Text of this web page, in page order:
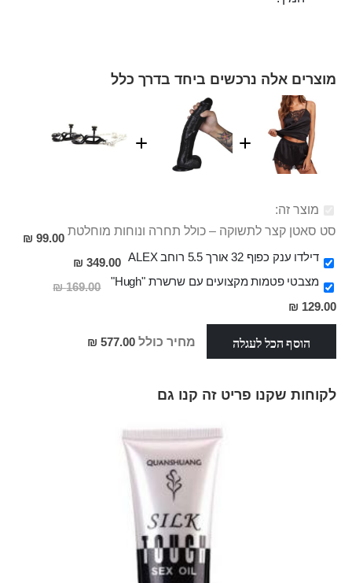
מוצרים אלה נרכשים ביחד בדרך כלל
מוצר זה:
סט סאטן קצר לתשוקה – כולל תחרה ונוחות מוחלטת
99.00 ₪
דילדו ענק כפוף 32 אורך 5.5 רוחב ALEX
349.00 ₪
מצבטי פטמות מקצועים עם שרשרת "Hugh"
169.00 ₪
מחיר
מבצע
129.00 ₪
הוסף הכל לעגלה מחיר כולל 577.00 ₪
לקוחות שקנו פריט זה קנו גם